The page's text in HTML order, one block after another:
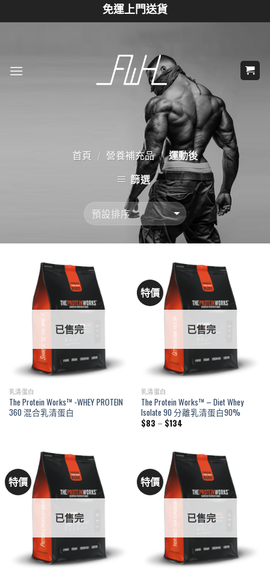
to
免運上門送貨
首頁 / 營養補充品 /運動後
篩選
已售完
乳清蛋白
The Protein Works™ -WHEY PROTEIN
360 混合乳清蛋白
特價
已售完
乳清蛋白
The Protein Works™ – Diet Whey
Isolate 90 分離乳清蛋白90%
$83 – $134Price
$134
特價
已售完
特價
已售完